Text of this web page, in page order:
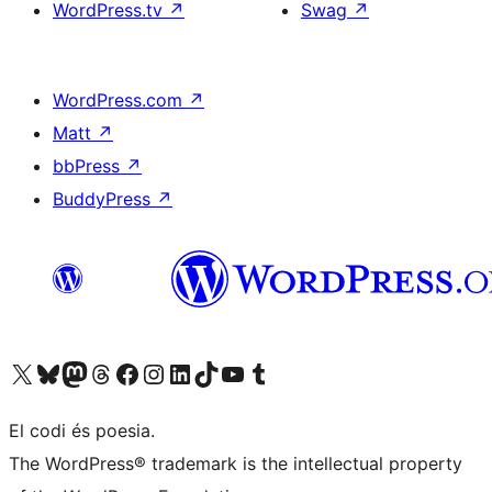
WordPress.tv ↗ Swag ↗
WordPress.com ↗
Matt ↗
bbPress ↗
BuddyPress ↗
Visiteu el nostre compte X (abans Twitter)
Visiteu el nostre compte de Bluesky
Visiteu el nostre compte al Mastodon
Visiteu el nostre compte de Threads
Visiteu la nostra pàgina al Facebook
Visiteu el nostre compte d'Instagram
Visiteu el nostre compte de LinkedIn
Visiteu el nostre compte de TikTok
Visiteu el nostre canal al YouTube
Visiteu el nostre compte de Tumblr
El codi és poesia.
The WordPress® trademark is the intellectual property